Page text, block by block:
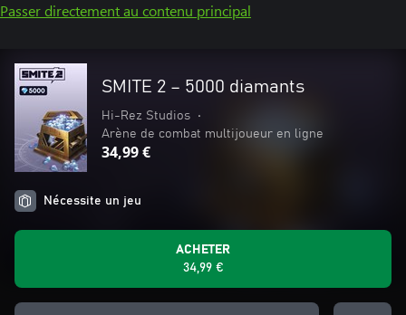
Passer directement au contenu principal
SMITE 2 – 5000 diamants
Hi-Rez Studios
•
Arène de combat multijoueur en ligne
34,99 €
Nécessite un jeu
ACHETER
34,99 €